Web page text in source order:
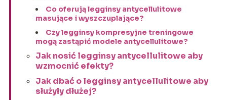
Co oferują legginsy antycellulitowe
masujące i wyszczuplające?
Czy legginsy kompresyjne treningowe
mogą zastąpić modele antycellulitowe?
Jak nosić legginsy antycellulitowe aby
wzmocnić efekty?
Jak dbać o legginsy antycellulitowe aby
służyły dłużej?